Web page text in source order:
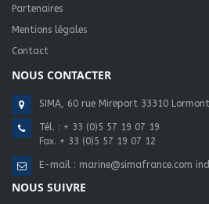
Partenaires
Mentions légales
Contact
NOUS CONTACTER
SIMA, 60 rue Mireport 33310
Tél. : + 33 (0)5 57 19 07 19
Fax. + 33 (0)5 57 19 07 12
E-mail : marine@simafrance.com
NOUS SUIVRE